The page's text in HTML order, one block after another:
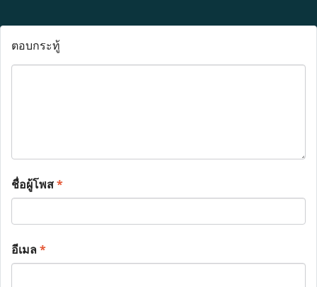
ตอบกระทู้
ชื่อผู้โพส*
อีเมล*